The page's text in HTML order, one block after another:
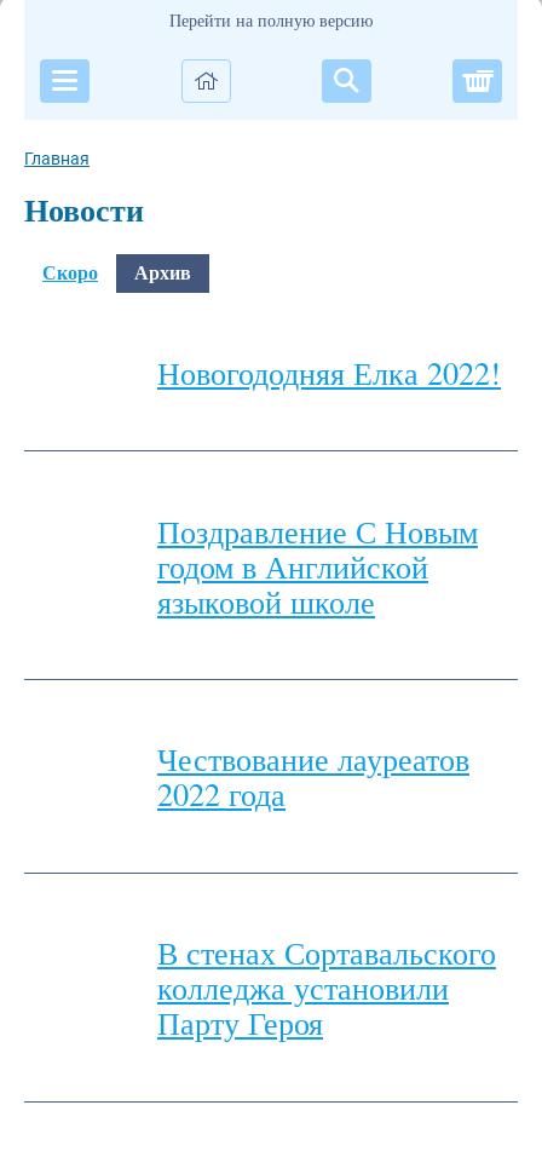
Перейти на полную версию
Главная
Новости
Скоро Архив
Новогододняя Елка 2022!
Поздравление С Новым
годом в Английской
языковой школе
Чествование лауреатов
2022 года
В стенах Сортавальского
колледжа установили
Парту Героя